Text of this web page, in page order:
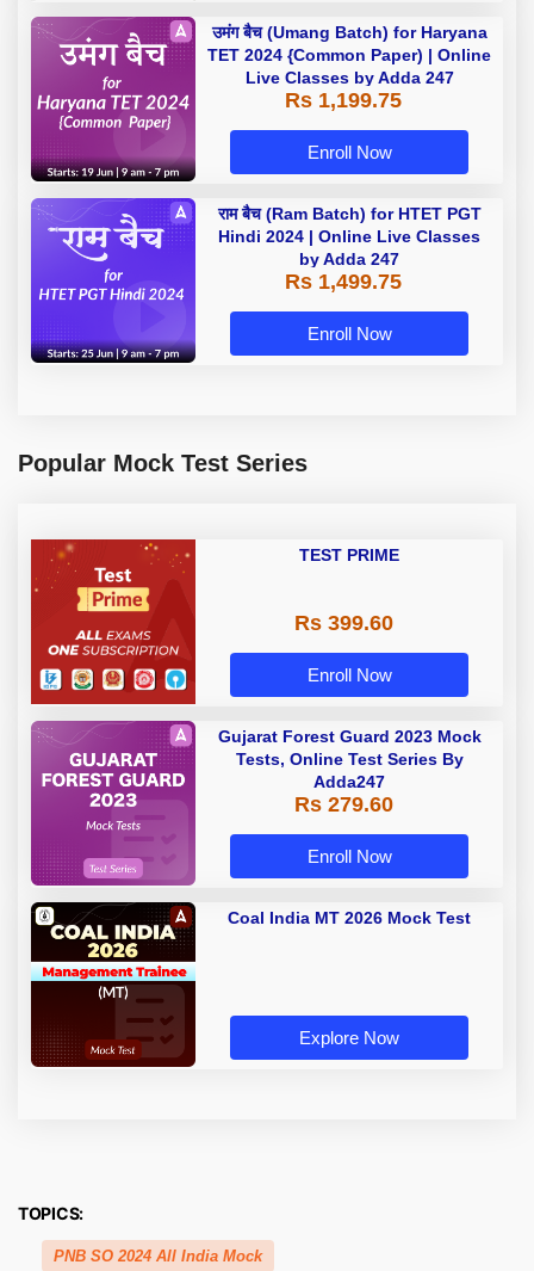
उमंग बैच (Umang Batch) for Haryana
TET 2024 {Common Paper) | Online
Live Classes by Adda 247
Rs 1,199.75
Enroll Now
राम बैच (Ram Batch) for HTET PGT
Hindi 2024 | Online Live Classes
by Adda 247
Rs 1,499.75
Enroll Now
Popular Mock Test Series
TEST PRIME
Rs 399.60
Enroll Now
Gujarat Forest Guard 2023 Mock
Tests, Online Test Series By
Adda247
Rs 279.60
Enroll Now
Coal India MT 2026 Mock Test
Explore Now
TOPICS:
PNB SO 2024 All India Mock